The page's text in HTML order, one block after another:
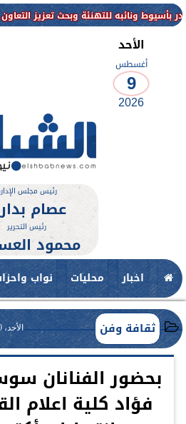
وبحث تعزيز التعاون المشترك
الأحد
أغسطس
9
2026
رئيس مجلس
عصام
رئيس التحرير
محمود
اخبار محليات نواب
ثقافة وفن الأحد، 20 أكتوبر 2024
بحضور الفنانان
فؤاد كلية اعلام